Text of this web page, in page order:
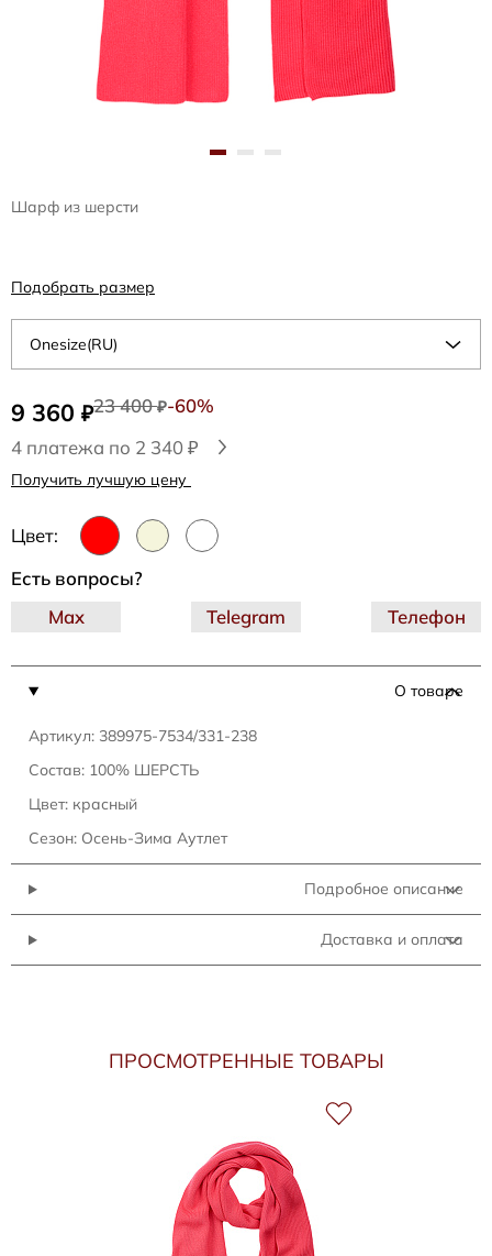
Шарф из шерсти
9 360 ₽23 400₽-60%
4 платежа по 2 340 ₽
Получить лучшую цену
Цвет:
Onesize(RU)
Подобрать размер
О товаре
Артикул: 389975-7534/331-238
Состав: 100% ШЕРСТЬ
Цвет: красный
Сезон: Осень-Зима Аутлет
Подробное описание
Доставка и оплата
Есть вопросы?
Telegram
Max Телефон
ПРОСМОТРЕННЫЕ ТОВАРЫ